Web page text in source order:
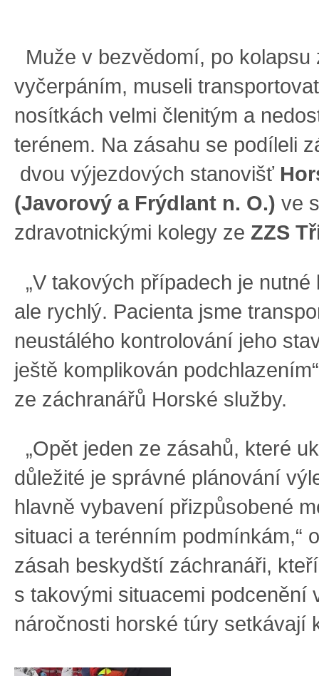
Muže v bezvědomí, po kolapsu
vyčerpáním, museli
nosítkách velmi členitým a
terénem. Na zásahu se podíleli
dvou výjezdových stanovišť
(Javorový a Frýdlant n. O.) ve
zdravotnickými kolegy ze ZZS
„V takových případech je nutné
ale rychlý. Pacienta jsme
neustálého kontrolování jeho
ještě komplikován
ze záchranářů Horské služby.
„Opět jeden ze zásahů, které
důležité je správné plánování
hlavně vybavení přizpůsobené
situaci a terénním podmínkám,“
zásah beskydští záchranáři,
s takovými situacemi podcenění
náročnosti horské túry setkávají